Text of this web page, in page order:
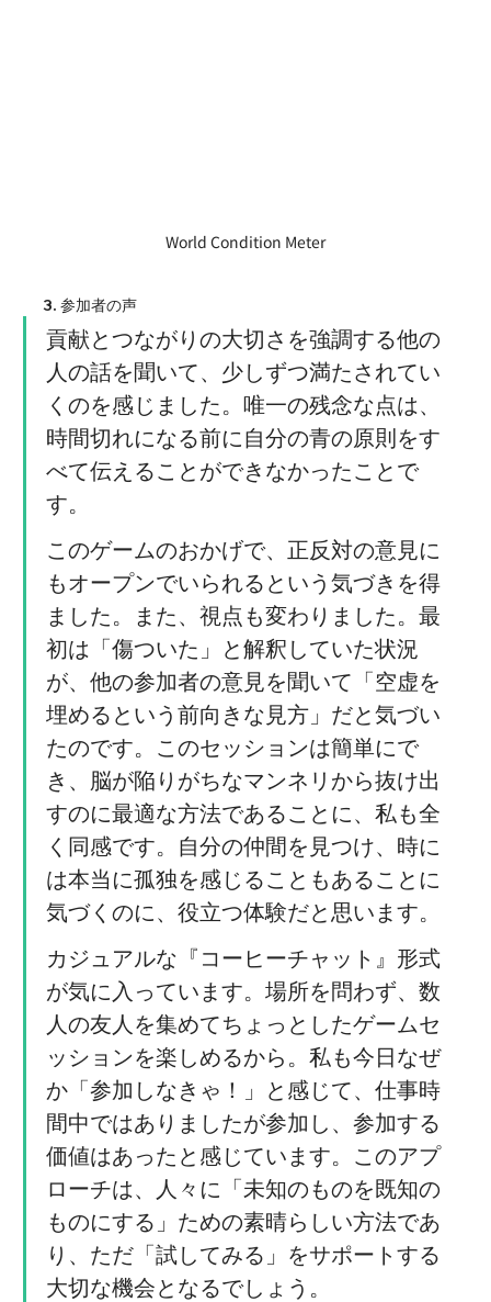
World Condition Meter
3. 参加者の声
貢献とつながりの大切さを強調する他の
人の話を聞いて、少しずつ満たされてい
くのを感じました。唯一の残念な点は、
時間切れになる前に自分の青の原則をす
べて伝えることができなかったことで
す。
このゲームのおかげで、正反対の意見に
もオープンでいられるという気づきを得
ました。また、視点も変わりました。最
初は「傷ついた」と解釈していた状況
が、他の参加者の意見を聞いて「空虚を
埋めるという前向きな見方」だと気づい
たのです。このセッションは簡単にで
き、脳が陥りがちなマンネリから抜け出
すのに最適な方法であることに、私も全
く同感です。自分の仲間を見つけ、時に
は本当に孤独を感じることもあることに
気づくのに、役立つ体験だと思います。
カジュアルな『コーヒーチャット』形式
が気に入っています。場所を問わず、数
人の友人を集めてちょっとしたゲームセ
ッションを楽しめるから。私も今日なぜ
か「参加しなきゃ！」と感じて、仕事時
間中ではありましたが参加し、参加する
価値はあったと感じています。このアプ
ローチは、人々に「未知のものを既知の
ものにする」ための素晴らしい方法であ
り、ただ「試してみる」をサポートする
大切な機会となるでしょう。